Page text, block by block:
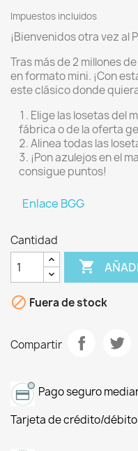
Impuestos incluidos
¡Bienvenidos otra vez al
Tras más de 2 millones
en formato mini. ¡Con
este clásico donde
Elige las losetas del
fábrica o de la oferta
Alinea todas las
¡Pon azulejos en el
consigue puntos!
Enlace BGG
Cantidad

 Fuera de stock
Compartir
Pago seguro
Tarjeta de crédito/débito